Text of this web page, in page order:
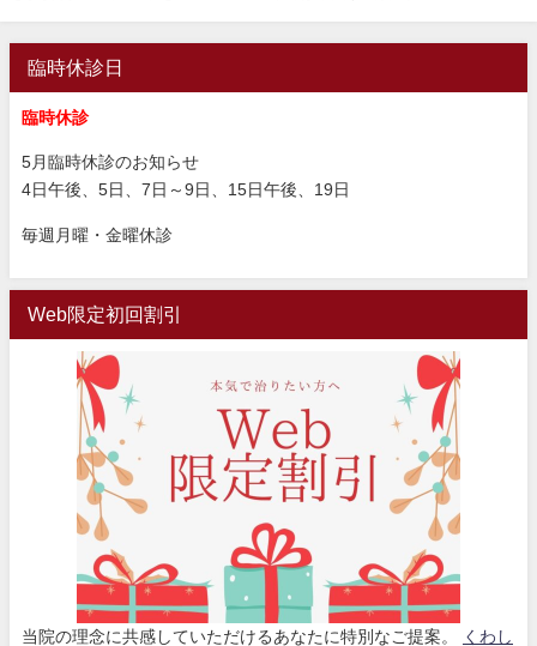
臨時休診日
臨時休診
5月臨時休診のお知らせ
4日午後、5日、7日～9日、15日午後、19日
毎週月曜・金曜休診
Web限定初回割引
当院の理念に共感していただけるあなたに特別なご提案。
くわし